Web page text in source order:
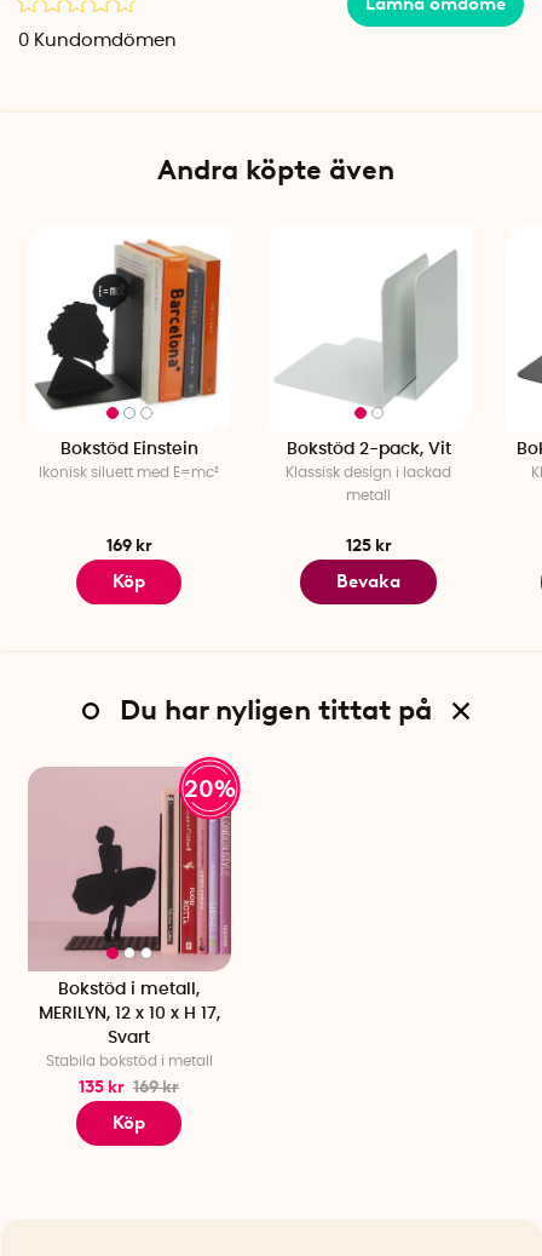
Material: Metall
0 Kundomdömen
Andra köpte även
Bokstöd Einstein
Ikonisk siluett med E=mc²
169 kr
Köp
Bokstöd 2-pack, Vit
Klassisk design i lackad
metall
125 kr
Bevaka
Du har nyligen tittat på
20%
Bokstöd i metall,
MERILYN, 12 x 10 x H 17,
Svart
Stabila bokstöd i metall
135 kr 169 kr
Köp